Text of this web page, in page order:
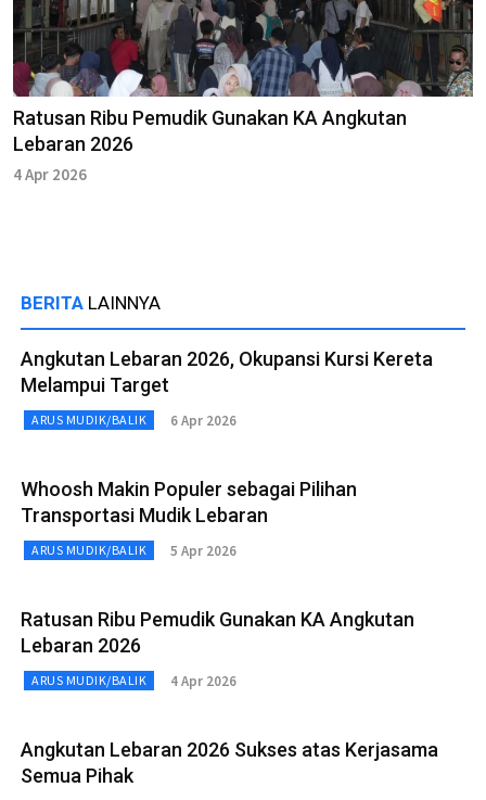
Ratusan Ribu Pemudik Gunakan KA Angkutan
Lebaran 2026
4 Apr 2026
BERITA LAINNYA
Angkutan Lebaran 2026, Okupansi Kursi Kereta
Melampui Target
ARUS MUDIK/BALIK 6 Apr 2026
Whoosh Makin Populer sebagai Pilihan
Transportasi Mudik Lebaran
ARUS MUDIK/BALIK 5 Apr 2026
Ratusan Ribu Pemudik Gunakan KA Angkutan
Lebaran 2026
ARUS MUDIK/BALIK 4 Apr 2026
Angkutan Lebaran 2026 Sukses atas Kerjasama
Semua Pihak